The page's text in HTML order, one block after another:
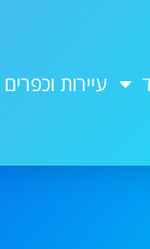
עיירות וכפרים